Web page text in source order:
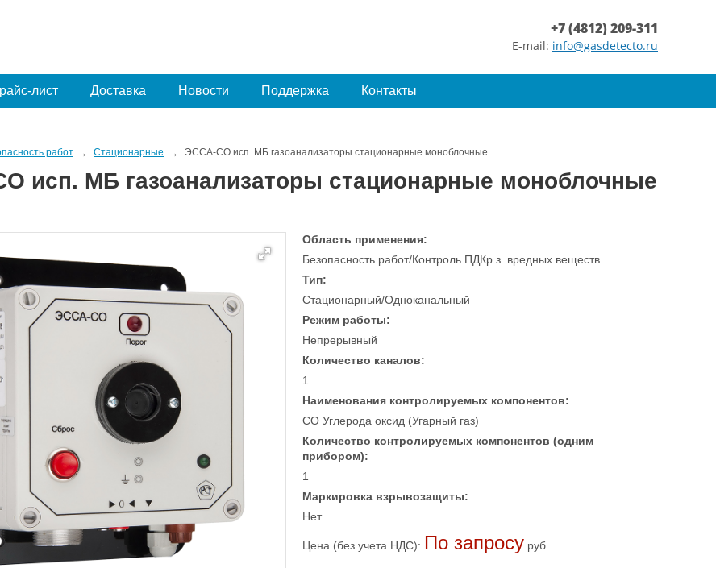
+7 (4812) 209-311
E-mail: info@gasdetecto.ru
лист Доставка Новости Поддержка Контакты
работ Стационарные ЭССА-CO исп. МБ газоанализаторы стационарные моноблочные
исп. МБ газоанализаторы стационарные моноблочные
Область применения:
Безопасность работ/Контроль ПДКр.з. вредных веществ
Тип:
Стационарный/Одноканальный
Режим работы:
Непрерывный
Количество каналов:
1
Наименования контролируемых компонентов:
CO Углерода оксид (Угарный газ)
Количество контролируемых компонентов (одним
прибором):
1
Маркировка взрывозащиты:
Нет
Цена (без учета НДС): По запросу руб.